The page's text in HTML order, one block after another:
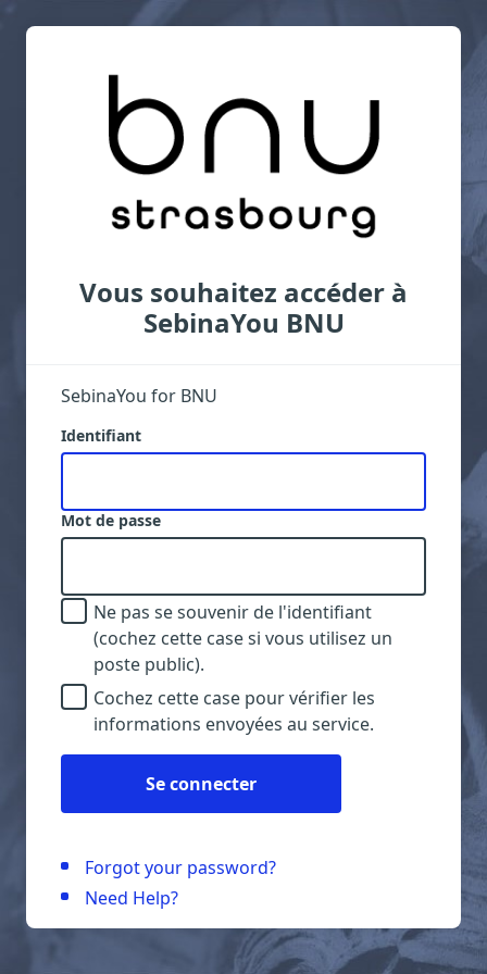
Vous souhaitez accéder à
SebinaYou BNU
SebinaYou for BNU
Identifiant
Mot de passe
Ne pas se souvenir de l'identifiant
(cochez cette case si vous utilisez un
poste public).
Cochez cette case pour vérifier les
informations envoyées au service.
Se connecter
Forgot your password?
Need Help?